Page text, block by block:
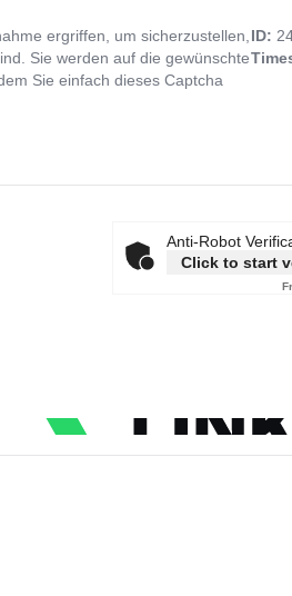
ergriffen, um sicherzustellen,
Sie werden auf die gewünschte
Sie einfach dieses Captcha
ID:
Anti-Robot
Click to start